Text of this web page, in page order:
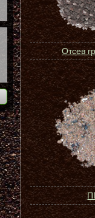
Отсев